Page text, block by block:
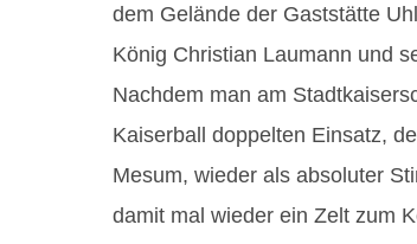
dem Gelände der Gaststätte
König Christian Laumann und
Nachdem man am
Kaiserball doppelten Einsatz,
Mesum, wieder als absoluter
damit mal wieder ein Zelt zum